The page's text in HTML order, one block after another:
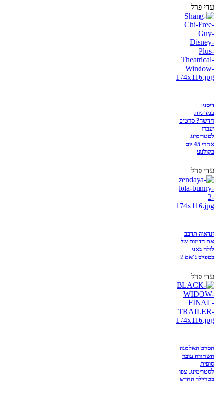
עדי פרל
דיסני+
במדיניות
חדשה? סרטים
יעברו
לסטרימינג
אחרי 45 יום
בקולנוע
עדי פרל
זנדאיה תדבב
את הדמות של
לולה באני
בספייס ג'אם 2
עדי פרל
הסרט האלמנה
השחורה עובר
סופית
לסטרימינג, צפו
בטריילר החדש